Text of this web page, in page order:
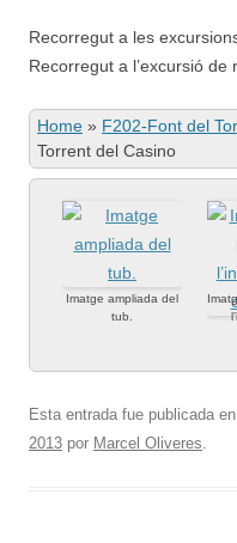
Recorregut a les
Recorregut a l’excursió de
Home » F202-Font del
Torrent del Casino
Imatge ampliada del
tub.
Esta entrada fue publicada en
2013 por Marcel Oliveres.